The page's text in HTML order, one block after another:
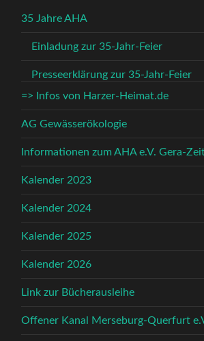
35 Jahre AHA
Einladung zur 35-Jahr-Feier
Presseerklärung zur 35-Jahr-Feier
=> Infos von Harzer-Heimat.de
AG Gewässerökologie
Informationen zum AHA e.V. Gera-
Kalender 2023
Kalender 2024
Kalender 2025
Kalender 2026
Link zur Bücherausleihe
Offener Kanal Merseburg-Querfurt